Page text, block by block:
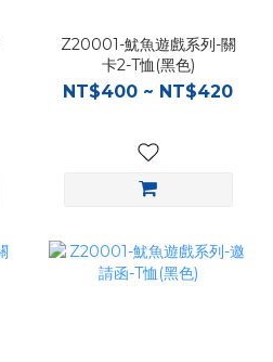
Z20001-魷魚遊戲系列-關
卡2-T恤(黑色)
NT$400 ~ NT$420